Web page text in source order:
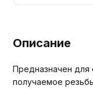
Описание
Предназначен для
получаемое